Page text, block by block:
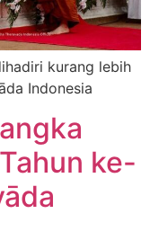
kurang lebih
Indonesia
ke-